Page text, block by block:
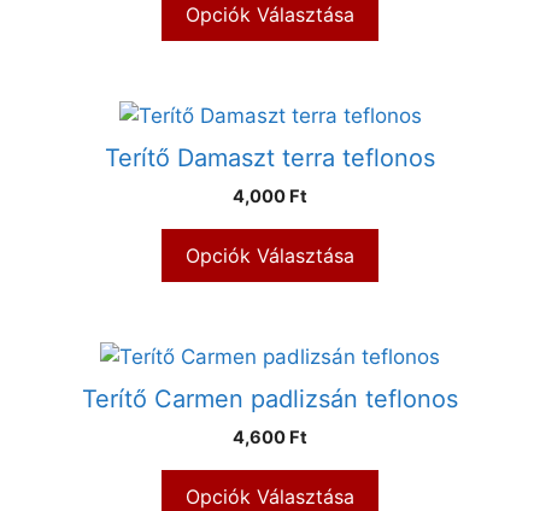
Opciók Választása
Terítő Damaszt terra teflonos
4,000 Ft
Opciók Választása
Terítő Carmen padlizsán teflonos
4,600 Ft
Opciók Választása